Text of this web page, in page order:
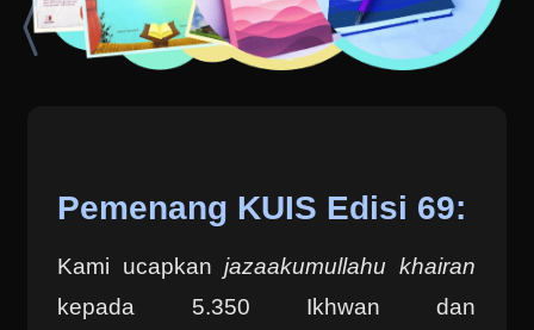
Pemenang KUIS Edisi 69:
Kami ucapkanjazaakumullahu khairan
kepada 5.350 Ikhwan dan